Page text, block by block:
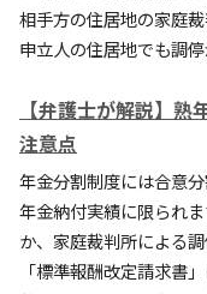
相手方の住居地の家庭
申立人の住居地でも調停
【弁護士が解説】
注意点
年金分割制度には合意
年金納付実績に限られ
か、家庭裁判所による
「標準報酬改定請求書